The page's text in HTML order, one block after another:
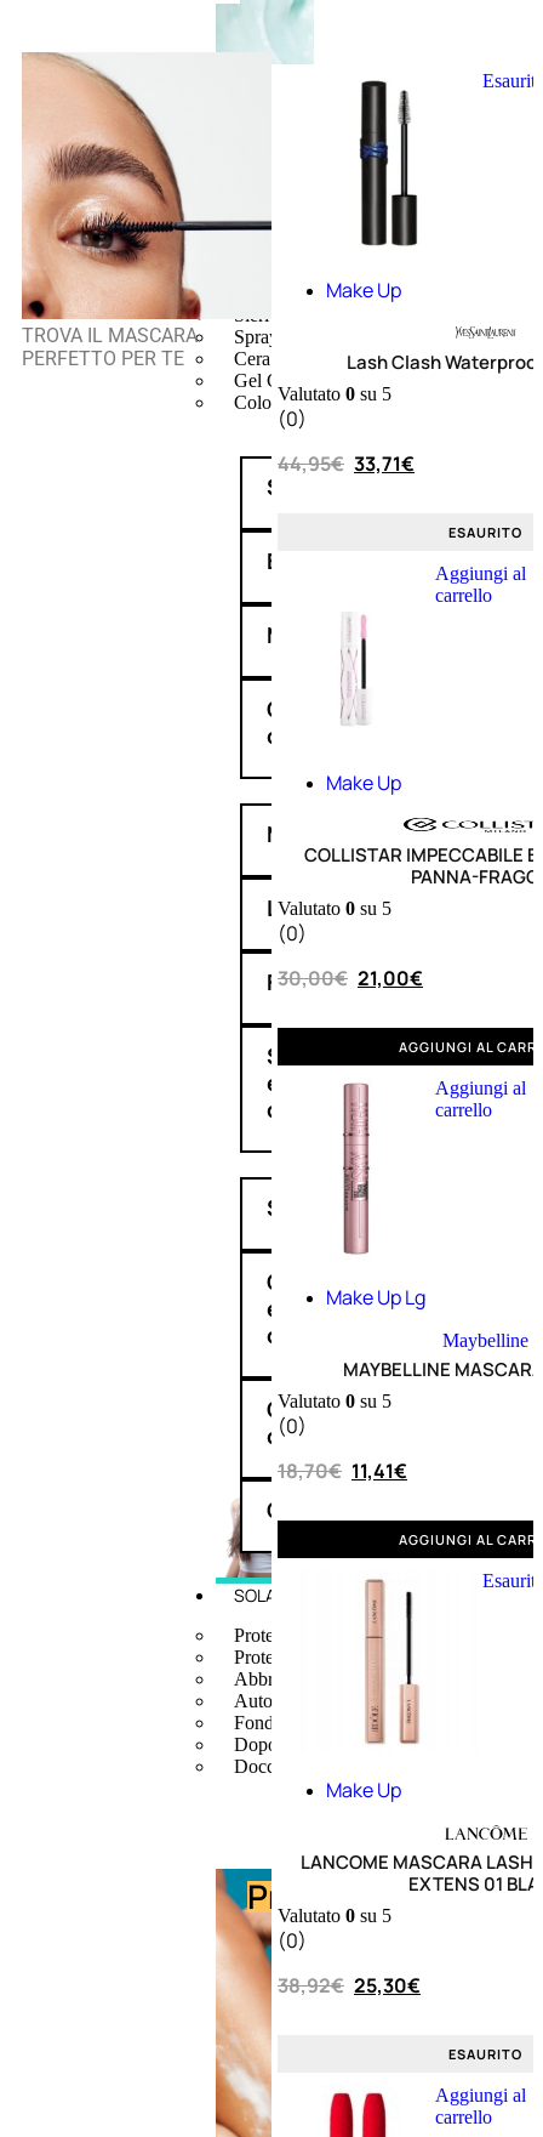
Olii Capelli
Sieri e Cristalli
Spray
Cera e Crema
Gel Capelli
Colorazione
Shampoo
Balsamo
Mousse
Olii
capelli
Maschere
Lozioni
Fiale
Sieri
e
cristalli
Spray
Cera
e
crema
Gel
capelli
Colorazione
SOLARI
Protezione Solare
Protezione Solare Capelli
Abbronzanti
Autoabbronzanti
Fondotinta Solare
Doposole
Docce Doposole
ProtezioneAbbronzante
TROVA IL MASCARA
PERFETTO PER TE
Make Up
Lash Clash
Valutato 0 su 5
(0)
44,95€ 33,71€
ESAURITO
Aggiungi al
carrello
Make Up
COLLISTAR IMPECCABILE
PANNA-
Valutato 0 su 5
(0)
30,00€ 21,00€
AGGIUNGI AL
Aggiungi al
carrello
Make Up Lg
Maybelline
MAYBELLINE
Valutato 0 su 5
(0)
18,70€ 11,41€
AGGIUNGI AL
Make Up
LANCOME MASCARA LASH
EXTENS 01
Valutato 0 su 5
(0)
38,92€ 25,30€
ESAURITO
Aggiungi al
carrello